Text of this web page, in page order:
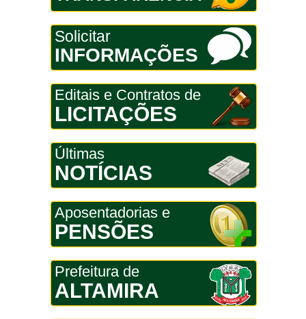
Solicitar
INFORMAÇÕES
Editais e Contratos de
LICITAÇÕES
Últimas
NOTÍCIAS
Aposentadorias e
PENSÕES
Prefeitura de
ALTAMIRA